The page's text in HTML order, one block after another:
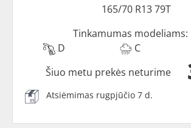
165/70 R13 79T
Tinkamumas modeliams:
D
C
Šiuo metu prekės neturime
Atsiėmimas rugpjūčio 7 d.